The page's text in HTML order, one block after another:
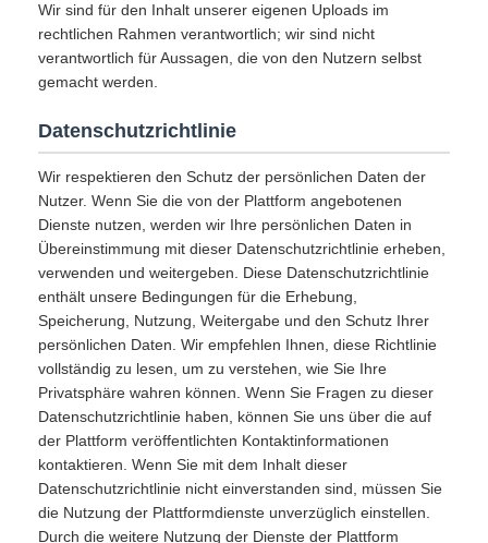
Wir sind für den Inhalt unserer eigenen Uploads im
rechtlichen Rahmen verantwortlich; wir sind nicht
verantwortlich für Aussagen, die von den Nutzern selbst
gemacht werden.
Datenschutzrichtlinie
Wir respektieren den Schutz der persönlichen Daten der
Nutzer. Wenn Sie die von der Plattform angebotenen
Dienste nutzen, werden wir Ihre persönlichen Daten in
Übereinstimmung mit dieser Datenschutzrichtlinie erheben,
verwenden und weitergeben. Diese Datenschutzrichtlinie
enthält unsere Bedingungen für die Erhebung,
Speicherung, Nutzung, Weitergabe und den Schutz Ihrer
persönlichen Daten. Wir empfehlen Ihnen, diese Richtlinie
vollständig zu lesen, um zu verstehen, wie Sie Ihre
Privatsphäre wahren können. Wenn Sie Fragen zu dieser
Datenschutzrichtlinie haben, können Sie uns über die auf
der Plattform veröffentlichten Kontaktinformationen
kontaktieren. Wenn Sie mit dem Inhalt dieser
Datenschutzrichtlinie nicht einverstanden sind, müssen Sie
die Nutzung der Plattformdienste unverzüglich einstellen.
Durch die weitere Nutzung der Dienste der Plattform